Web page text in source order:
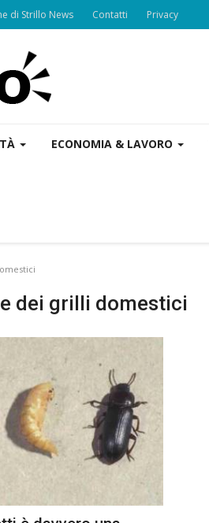
di Strillo News Contatti Privacy
ECONOMIA & LAVORO
dei grilli domestici